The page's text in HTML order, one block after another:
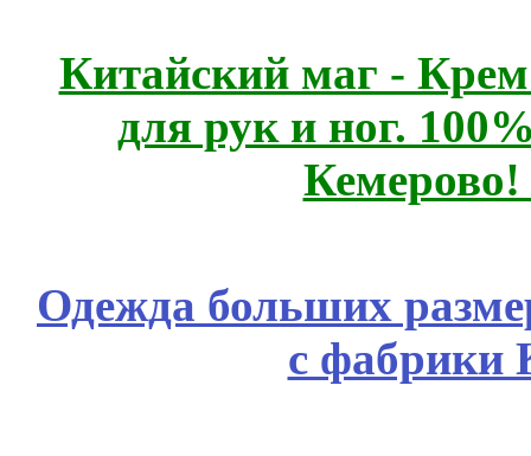
Китайский маг -
для рук и ног.
Одежда больших
с фабрики